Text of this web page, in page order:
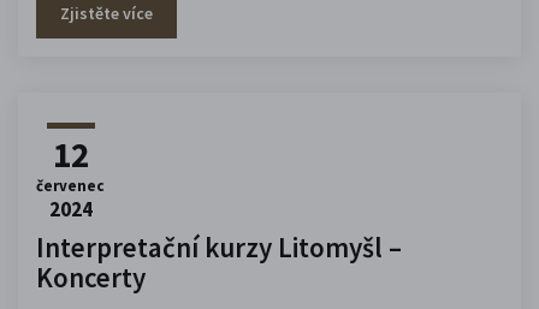
Zjistěte více
12
červenec
2024
Interpretační kurzy Litomyšl –
Koncerty